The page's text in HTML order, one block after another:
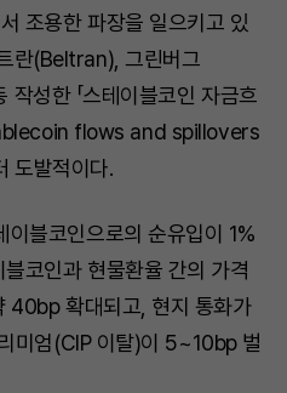
조용한 파장을 일으키고 있
란(Beltran), 그린버그
성한 「스테이블코인 자금흐
flows and spillovers
도발적이다.
이블코인으로의 순유입이 1%
코인과 현물환율 간의 가격
확대되고, 현지 통화가
미엄(CIP 이탈)이 5~10bp 벌